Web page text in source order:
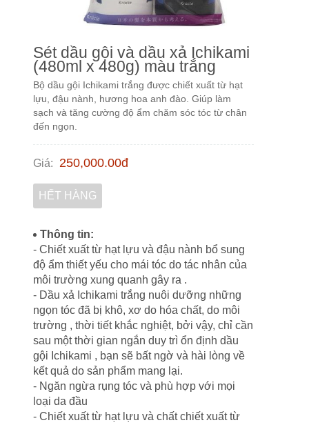
Sét dầu gội và dầu xả Ichikami
(480ml x 480g) màu trắng
Bộ dầu gội Ichikami trắng được chiết xuất từ hạt
lựu, đậu nành, hương hoa anh đào. Giúp làm
sạch và tăng cường độ ẩm chăm sóc tóc từ chân
đến ngọn.
Giá: 250,000.00đ
HẾT HÀNG
Thông tin:
- Chiết xuất từ hạt lựu và đậu nành bổ sung
độ ẩm thiết yếu cho mái tóc do tác nhân của
môi trường xung quanh gây ra .
- Dầu xả Ichikami trắng nuôi dưỡng những
ngọn tóc đã bị khô, xơ do hóa chất, do môi
trường , thời tiết khắc nghiệt, bởi vậy, chỉ cần
sau một thời gian ngắn duy trì ổn định dầu
gội Ichikami , bạn sẽ bất ngờ và hài lòng về
kết quả do sản phẩm mang lại.
- Ngăn ngừa rụng tóc và phù hợp với mọi
loại da đầu
- Chiết xuất từ hạt lựu và chất chiết xuất từ ​​